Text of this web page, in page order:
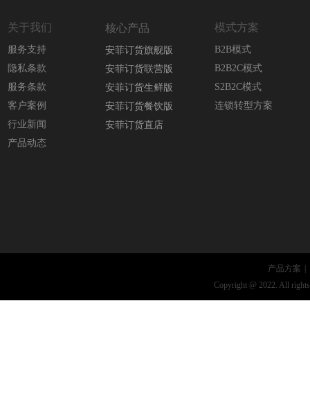
关于我们
服务支持
隐私条款
服务条款
客户案例
行业新闻
产品动态
核心产品
安菲订货旗舰版
安菲订货联营版
安菲订货生鲜版
安菲订货餐饮版
安菲订货直店
模式方案
B2B模式
B2B2C模式
S2B2C模式
连锁转型方案
产品方案
Copyright @ 2022. All